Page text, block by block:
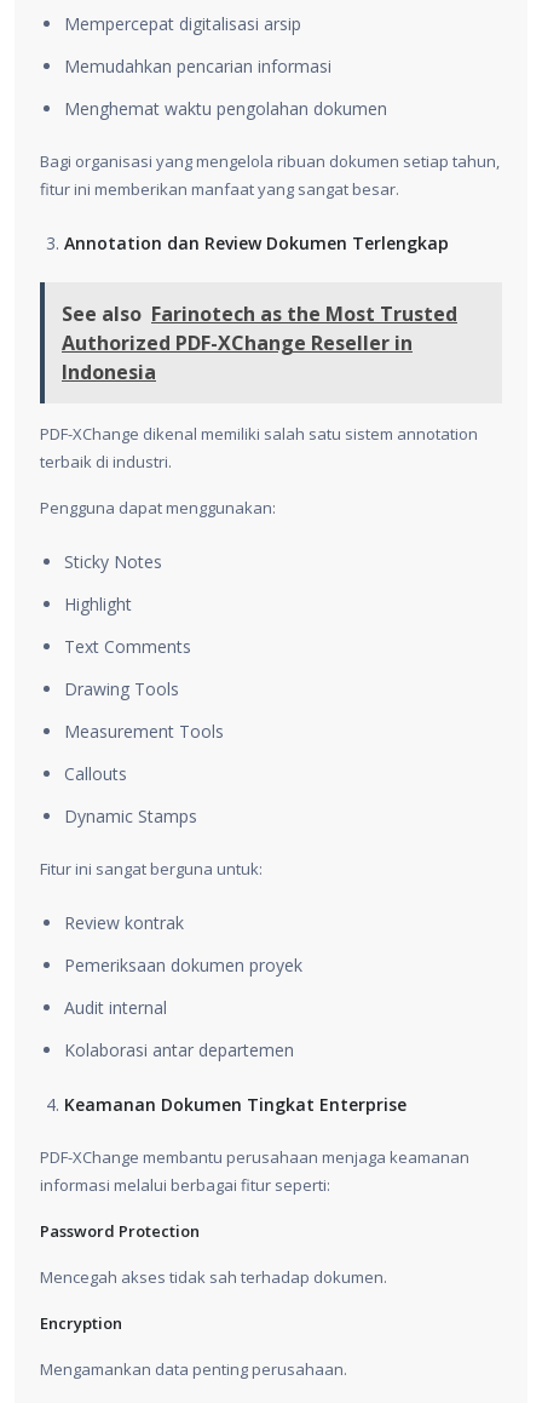
Mempercepat digitalisasi arsip
Memudahkan pencarian informasi
Menghemat waktu pengolahan dokumen
Bagi organisasi yang mengelola ribuan dokumen setiap tahun,
fitur ini memberikan manfaat yang sangat besar.
Annotation dan Review Dokumen Terlengkap
See also Farinotech as the Most Trusted
Authorized PDF-XChange Reseller in
Indonesia
PDF-XChange dikenal memiliki salah satu sistem annotation
terbaik di industri.
Pengguna dapat menggunakan:
Sticky Notes
Highlight
Text Comments
Drawing Tools
Measurement Tools
Callouts
Dynamic Stamps
Fitur ini sangat berguna untuk:
Review kontrak
Pemeriksaan dokumen proyek
Audit internal
Kolaborasi antar departemen
Keamanan Dokumen Tingkat Enterprise
PDF-XChange membantu perusahaan menjaga keamanan
informasi melalui berbagai fitur seperti:
Password Protection
Mencegah akses tidak sah terhadap dokumen.
Encryption
Mengamankan data penting perusahaan.